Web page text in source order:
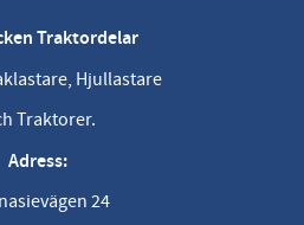
Traktordelar
Hjullastare
Traktorer.
Adress:
24